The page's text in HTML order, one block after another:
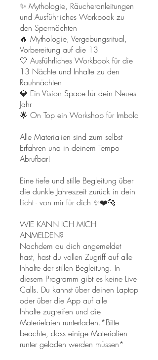
✨ Mythologie, Räucheranleitungen
und Ausführliches Workbook zu
den Sperrnächten
🔥 Mythologie, Vergebungsritual,
Vorbereitung auf die 13
🤍 Ausführliches Workbook für die
13 Nächte und Inhalte zu den
Rauhnächten
💎 Ein Vision Space für dein Neues
Jahr
🌟 On Top ein Workshop für Imbolc
Alle Materialien sind zum selbst
Erfahren und in deinem Tempo
Abrufbar!
Eine tiefe und stille Begleitung über
die dunkle Jahreszeit zurück in dein
Licht - von mir für dich ✨❤️🐆
​WIE KANN ICH MICH
ANMELDEN?
​Nachdem du dich angemeldet
hast, hast du vollen Zugriff auf alle
Inhalte der stillen Begleitung. In
diesem Programm gibt es keine Live
Calls. Du kannst über deinen Laptop
oder über die App auf alle
Inhalte zugreifen und die
Materielaien runterladen.*Bitte
beachte, dass einige Materialien
runter geladen werden müssen*